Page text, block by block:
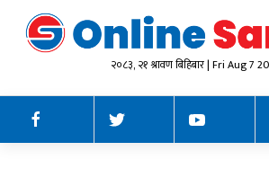
२०८३, २१ श्रावण बिहिबार | Fri Aug 7